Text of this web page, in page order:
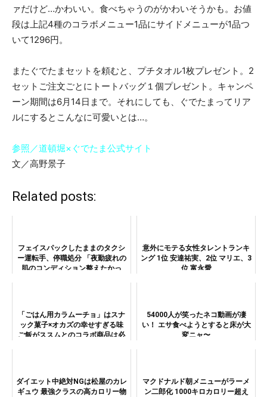
ァだけど…かわいい。食べちゃうのがかわいそうかも。お値
段は上記4種のコラボメニュー1品にサイドメニューが1品つ
いて1296円。
またぐでたまセットを頼むと、プチタオル1枚プレゼント。2
セットご注文ごとにトートバッグ１個プレゼント。キャンペ
ーン期間は6月14日まで。それにしても、ぐでたまってリア
ルにするとこんなに可愛いとは…。
参照／道頓堀×ぐでたま公式サイト
文／高野景子
Related posts:
フェイスパックしたままのタクシ
ー運転手、停職処分 「夜勤疲れの
肌のコンディション整えたかっ
意外にモテる女性タレントランキ
ング 1位 安達祐実、2位 マリエ、3
位 富永愛
「ごはん用カラムーチョ」はスナ
ック菓子×オカズの幸せすぎる味
ご飯がススムとのコラボ商品は必
54000人が笑ったネコ動画が凄
い！ エサ食べようとすると床が大
変ニャ〜
ダイエット中絶対NGは松屋のカレ
ギュウ 最強クラスの高カロリー物
マクドナルド朝メニューがラーメ
ン二郎化 1000キロカロリー超え